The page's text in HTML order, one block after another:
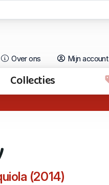
Over ons Mijn account
Collecties
(2014)